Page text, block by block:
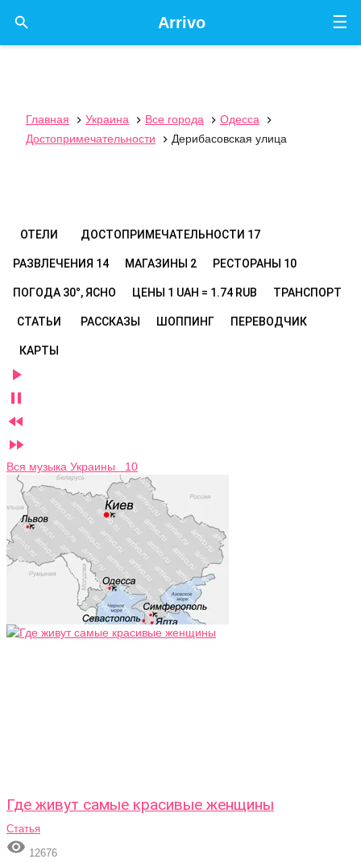
☰
Arrivo

Главная  Украина  Все города  Одесса

Достопримечательности
 Дерибасовская улица
ОТЕЛИ ДОСТОПРИМЕЧАТЕЛЬНОСТИ 17
РАЗВЛЕЧЕНИЯ 14 МАГАЗИНЫ 2 РЕСТОРАНЫ 10
ПОГОДА 30°, ЯСНО ЦЕНЫ 1 UAH = 1.74 RUB ТРАНСПОРТ
СТАТЬИ РАССКАЗЫ ШОППИНГ ПЕРЕВОДЧИК
КАРТЫ




Вся музыка Украины 10
Где живут самые красивые женщины
Статья
 12676